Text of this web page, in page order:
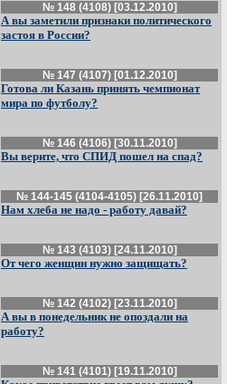
№ 148 (4108) [03.12.2010]
А вы заметили признаки политического
застоя в России?
№ 147 (4107) [01.12.2010]
Готова ли Казань принять чемпионат
мира по футболу?
№ 146 (4106) [30.11.2010]
Вы верите, что СПИД пошел на спад?
№ 144-145 (4104-4105) [26.11.2010]
Нам хлеба не надо - работу давай?
№ 143 (4103) [24.11.2010]
От чего женщин нужно защищать?
№ 142 (4102) [23.11.2010]
А вы в понедельник не опоздали на
работу?
№ 141 (4101) [19.11.2010]